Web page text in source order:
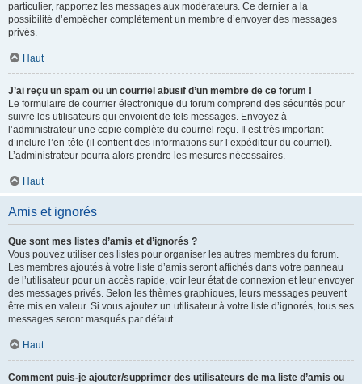
particulier, rapportez les messages aux modérateurs. Ce dernier a la
possibilité d’empêcher complètement un membre d’envoyer des messages
privés.
Haut
J’ai reçu un spam ou un courriel abusif d’un membre de ce forum !
Le formulaire de courrier électronique du forum comprend des sécurités pour
suivre les utilisateurs qui envoient de tels messages. Envoyez à
l’administrateur une copie complète du courriel reçu. Il est très important
d’inclure l’en-tête (il contient des informations sur l’expéditeur du courriel).
L’administrateur pourra alors prendre les mesures nécessaires.
Haut
Amis et ignorés
Que sont mes listes d’amis et d’ignorés ?
Vous pouvez utiliser ces listes pour organiser les autres membres du forum.
Les membres ajoutés à votre liste d’amis seront affichés dans votre panneau
de l’utilisateur pour un accès rapide, voir leur état de connexion et leur envoyer
des messages privés. Selon les thèmes graphiques, leurs messages peuvent
être mis en valeur. Si vous ajoutez un utilisateur à votre liste d’ignorés, tous ses
messages seront masqués par défaut.
Haut
Comment puis-je ajouter/supprimer des utilisateurs de ma liste d’amis ou